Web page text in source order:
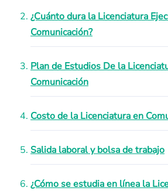
¿Cuánto dura la Licenciatura
Comunicación?
Plan de Estudios De la
Comunicación
Costo de la Licenciatura en
Salida laboral y bolsa de trabajo
¿Cómo se estudia en línea la